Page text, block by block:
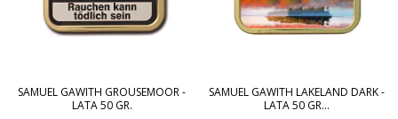
SAMUEL GAWITH GROUSEMOOR -
LATA 50 GR.
SAMUEL GAWITH LAKELAND DARK -
LATA 50 GR...